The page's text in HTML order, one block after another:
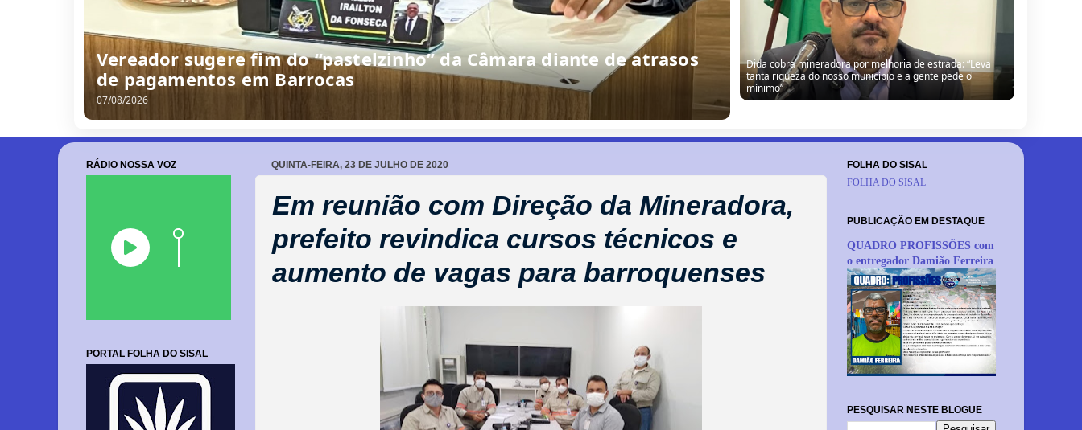
8
2
0
2
6
Vereador sugere fim do “pastelzinho” da Câmara diante
de atrasos de pagamentos em Barrocas
QUINTA-FEIRA, 23 DE JULHO DE 2020
Em reunião com Direção da Mineradora,
prefeito revindica cursos técnicos e
aumento de vagas para barroquenses
RÁDIO NOSSA VOZ
PORTAL FOLHA DO SISAL
FOLHA DO SISAL
FOLHA DO SISAL
PUBLICAÇÃO EM DESTAQUE
QUADRO PROFISSÕES com
o entregador Damião Ferreira
PESQUISAR NESTE BLOGUE